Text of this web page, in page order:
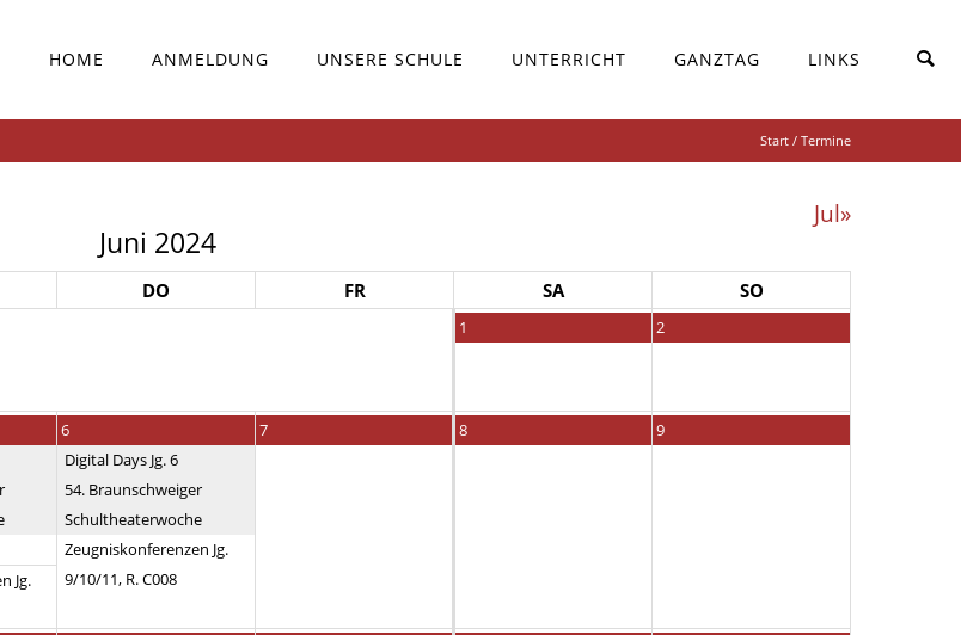
HOME ANMELDUNG UNSERE SCHULE UNTERRICHT GANZTAG LINKS
Start / Termine
Jul»
Juni 2024
DO FR SA SO
1 2
Jg.
6
Digital Days Jg. 6
54. Braunschweiger
Schultheaterwoche
Zeugniskonferenzen Jg.
9/10/11, R. C008
7 8 9